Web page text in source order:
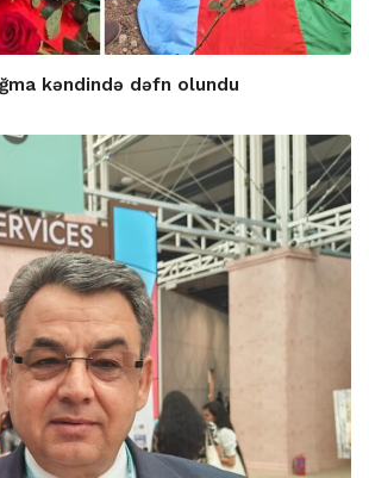
kəndində dəfn olundu